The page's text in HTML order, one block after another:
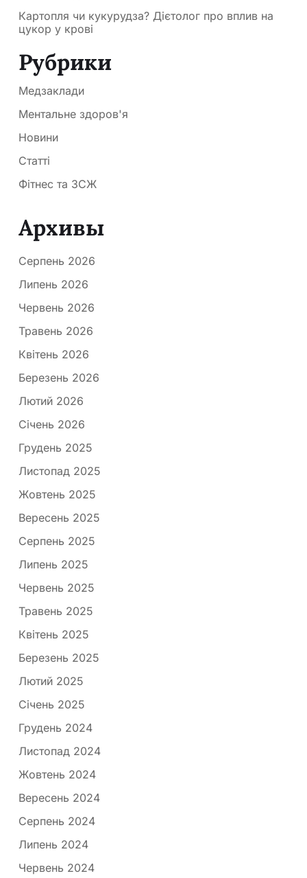
Картопля чи кукурудза? Дієтолог про вплив на
цукор у крові
Рубрики
Медзаклади
Ментальне здоров'я
Новини
Статті
Фітнес та ЗСЖ
Архивы
Серпень 2026
Липень 2026
Червень 2026
Травень 2026
Квітень 2026
Березень 2026
Лютий 2026
Січень 2026
Грудень 2025
Листопад 2025
Жовтень 2025
Вересень 2025
Серпень 2025
Липень 2025
Червень 2025
Травень 2025
Квітень 2025
Березень 2025
Лютий 2025
Січень 2025
Грудень 2024
Листопад 2024
Жовтень 2024
Вересень 2024
Серпень 2024
Липень 2024
Червень 2024